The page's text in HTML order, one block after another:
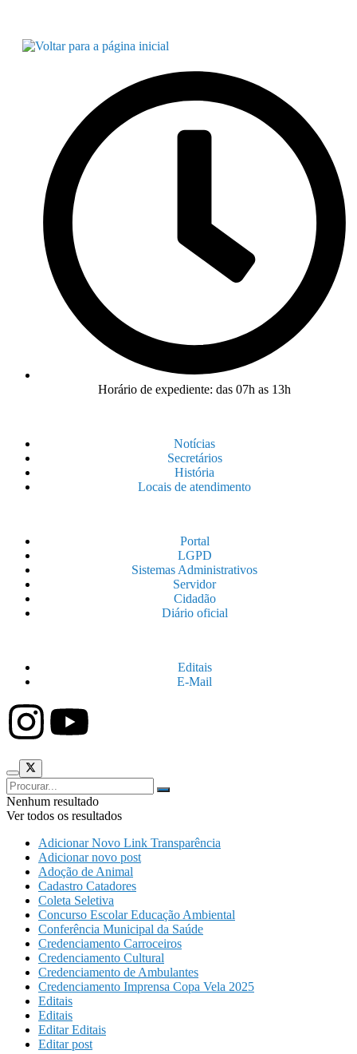
Horário de expediente: das 07h as 13h
Notícias
Secretários
História
Locais de atendimento
Portal
LGPD
Sistemas Administrativos
Servidor
Cidadão
Diário oficial
Editais
E-Mail
Nenhum resultado
Ver todos os resultados
Adicionar Novo Link Transparência
Adicionar novo post
Adoção de Animal
Cadastro Catadores
Coleta Seletiva
Concurso Escolar Educação Ambiental
Conferência Municipal da Saúde
Credenciamento Carroceiros
Credenciamento Cultural
Credenciamento de Ambulantes
Credenciamento Imprensa Copa Vela 2025
Editais
Editais
Editar Editais
Editar post